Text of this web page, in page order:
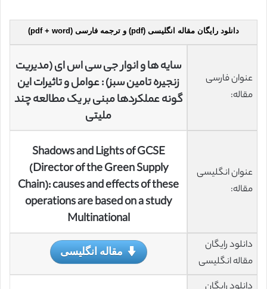
دانلود رایگان مقاله انگلیسی (pdf) و ترجمه فارسی (pdf + word)
عنوان فارسی
مقاله:
سایه ها و انوار جی سی اس ای (مدیریت
زنجیره تامین سبز) : عوامل و تاثیرات این
گونه عملکردها مبنی بر یک مطالعه چند
ملیتی
عنوان انگلیسی
مقاله:
Shadows and Lights of GCSE
(Director of the Green Supply
Chain): causes and effects of these
operations are based on a study
Multinational
دانلود رایگان
مقاله انگلیسی
مقاله انگلیسی